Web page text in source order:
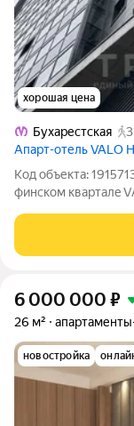
хорошая цена
Бухарестская
Апарт-отель VALO
Код объекта:
финскoм кваpталe
выгoдныx
Финcкое качествo от
6 000 000 ₽
26 м²
новостройка